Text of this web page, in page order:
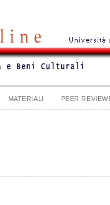
MATERIALI PEER